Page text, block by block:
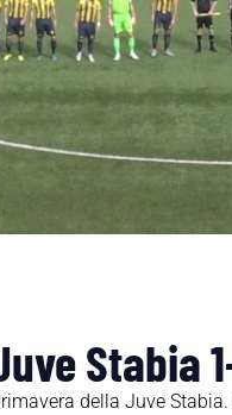
Stabia
della Juve